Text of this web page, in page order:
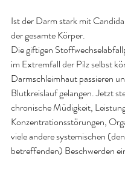
Ist der Darm stark mit
der gesamte Körper.
Die giftigen
im Extremfall der Pilz selbst
Darmschleimhaut passieren
Blutkreislauf gelangen. Jetzt
chronische Müdigkeit,
Konzentrationsstörungen,
viele andere systemischen
betreffenden) Beschwerden